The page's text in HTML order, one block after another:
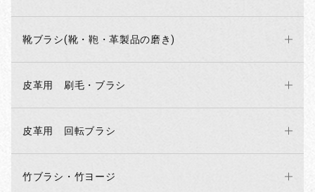
靴ブラシ(靴・鞄・革製品の磨き)
皮革用 刷毛・ブラシ
皮革用 回転ブラシ
竹ブラシ・竹ヨージ